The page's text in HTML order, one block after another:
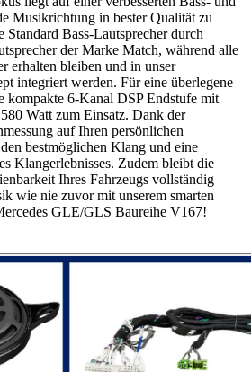
Musikrichtung in bester Qualität zu
Standard Bass-Lautsprecher durch
der Marke Match, während alle
erhalten bleiben und in unser
integriert werden. Für eine überlegene
kompakte 6-Kanal DSP Endstufe mit
Watt zum Einsatz. Dank der
auf Ihren persönlichen
bestmöglichen Klang und eine
Klangerlebnisses. Zudem bleibt die
Ihres Fahrzeugs vollständig
wie nie zuvor mit unserem smarten
GLE/GLS Baureihe V167!